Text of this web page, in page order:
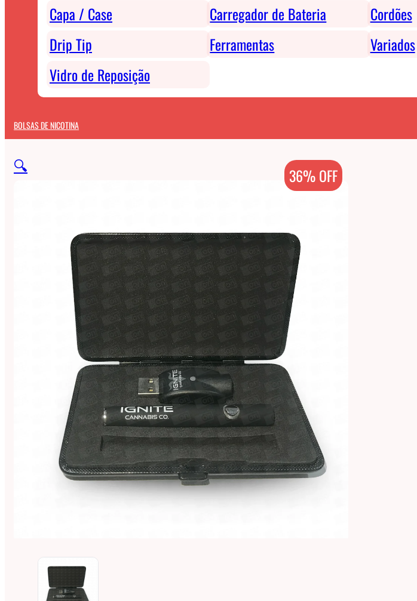
Capa / Case
Carregador de Bateria
Cordões
Drip Tip
Ferramentas
Variados
Vidro de Reposição
BOLSAS DE NICOTINA
🔍 36% OFF